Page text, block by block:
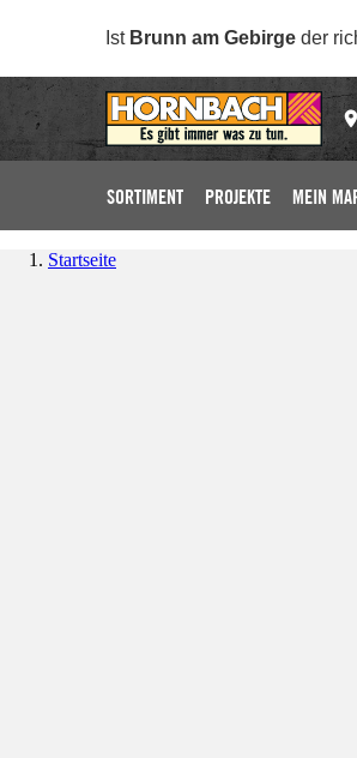
Ist Brunn am Gebirge der
SORTIMENT PROJEKTE MEIN
Startseite